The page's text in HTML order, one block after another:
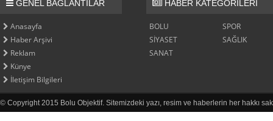
GENEL BAĞLANTILAR
Anasayfa
Haber Arşivi
Reklam
Künye
İletişim Bilgileri
HABER KATEGORİLERİ
BOLU
SPOR
SİYASET
SAĞLIK
SANAT
© Copyright 2015 Bolu Objektif. Sitemizdeki yazı, resim ve haberlerin her hakkı